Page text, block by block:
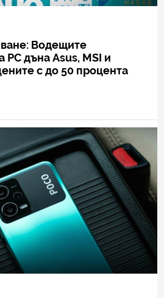
Водещите
РС дъна Asus, MSI и
с до 50 процента